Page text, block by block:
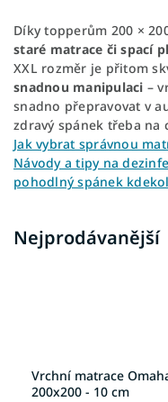
Díky topperům 200 ×
staré matrace či spací
XXL rozměr je přitom
snadnou manipulaci –
snadno přepravovat v
zdravý spánek třeba na
Jak vybrat správnou
Návody a tipy na
pohodlný spánek
Nejprodávanější
Vrchní matrace
200x200 - 10 cm